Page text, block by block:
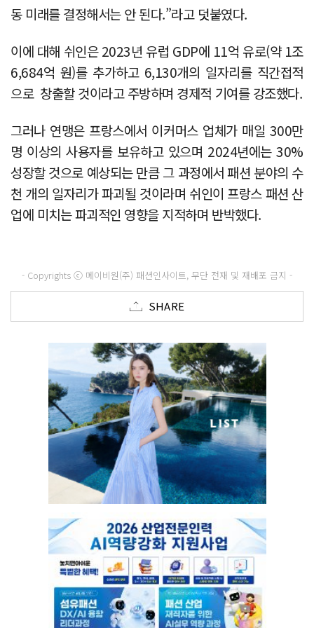
동 미래를 결정해서는 안 된다.”라고 덧붙였다.
이에 대해 쉬인은 2023년 유럽 GDP에 11억 유로(약 1조
6,684억 원)를 추가하고 6,130개의 일자리를 직간접적
으로 창출할 것이라고 주방하며 경제적 기여를 강조했다.
그러나 연맹은 프랑스에서 이커머스 업체가 매일 300만
명 이상의 사용자를 보유하고 있으며 2024년에는 30%
성장할 것으로 예상되는 만큼 그 과정에서 패션 분야의 수
천 개의 일자리가 파괴될 것이라며 쉬인이 프랑스 패션 산
업에 미치는 파괴적인 영향을 지적하며 반박했다.
- Copyrights ⓒ 메이비원(주) 패션인사이트, 무단 전재 및 재배포 금지 -
SHARE